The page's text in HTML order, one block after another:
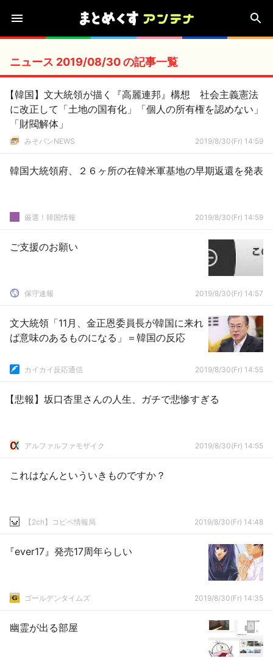
ニュース 2019/08/30 の記事一覧
【韓国】文大統領が描く『高麗連邦』構想 社会主義憲法
に改正して「土地の国有化」「個人の所有権を認めない」
「財閥解体」
みそパンNEWS 2019/8/30(Fr) 14:59
韓国大統領府、２６ヶ所の在韓米軍基地の早期返還を発表
厳選！韓国情報 2019/8/30(Fr) 14:59
ご支援のお願い
保守速報 2019/8/30(Fr) 14:57
文大統領「11月、金正恩委員長が韓国に来れ
ば意味のあるものになる」＝韓国の反応
カイカイ反応通信 2019/8/30(Fr) 14:55
【悲報】坂口杏里さんの人生、ガチで悲惨すぎる
アルファルファモザイク 2019/8/30(Fr) 14:55
これはなんといういきものですか？
【2ch】コピペ情報局 2019/8/30(Fr) 14:48
『ever17』発売17周年らしい
ゴールデンタイムズ 2019/8/30(Fr) 14:35
幽霊が出る部屋